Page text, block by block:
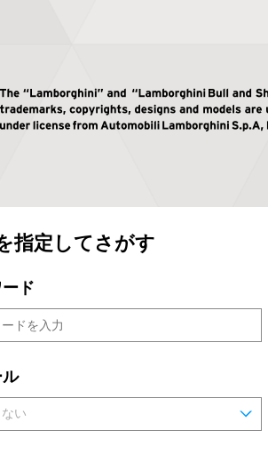
指定してさがす
ド
ル